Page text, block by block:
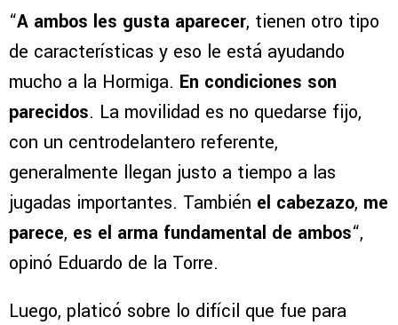
“A ambos les gusta aparecer, tienen otro tipo
de características y eso le está ayudando
mucho a la Hormiga. En condiciones son
parecidos. La movilidad es no quedarse fijo,
con un centrodelantero referente,
generalmente llegan justo a tiempo a las
jugadas importantes. También el cabezazo, me
parece, es el arma fundamental de ambos“,
opinó Eduardo de la Torre.
Luego, platicó sobre lo difícil que fue para